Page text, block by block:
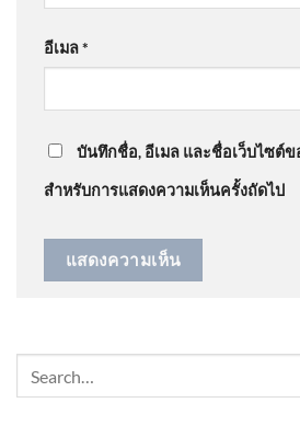
จากกรุมอุ
โศกนาฏกร
เด็ก 14 ยิvใ
ก่อเหตุเป็นคนเก็บตัว | ชั่วโมงข่าว เ
อีเมล*
บันทึกชื่อ, อีเมล และชื่อเว็บไซต์
สำหรับการแสดงความเห็นครั้งถัดไป